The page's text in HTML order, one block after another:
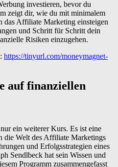
investieren, bevor du
zeigt dir, wie du mit minimalem
das Affiliate Marketing einsteigen
und Schritt für Schritt dein
Risiken einzugehen.
: https://tinyurl.com/moneymagnet-
auf finanziellen
ein weiterer Kurs. Es ist eine
die Welt des Affiliate Marketings
und Erfolgsstrategien eines
Sendlbeck hat sein Wissen und
Programm zusammengefasst